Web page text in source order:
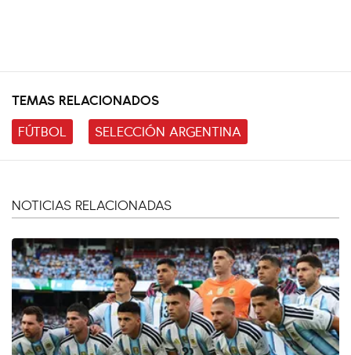
TEMAS RELACIONADOS
FÚTBOL
SELECCIÓN ARGENTINA
NOTICIAS RELACIONADAS